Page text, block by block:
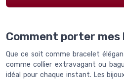
Comment porter mes
Que ce soit comme bracelet
comme collier extravagant ou
idéal pour chaque instant. Les